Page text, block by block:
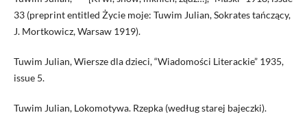
33 (preprint entitled Życie moje: Tuwim Julian, Sokrates tańczący,
J. Mortkowicz, Warsaw 1919).
Tuwim Julian, Wiersze dla dzieci, “Wiadomości Literackie” 1935,
issue 5.
Tuwim Julian, Lokomotywa. Rzepka (według starej bajeczki).